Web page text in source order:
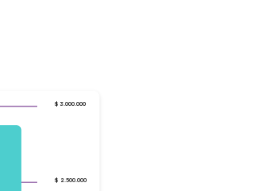
$ 2.500.000
$ 3.000.000